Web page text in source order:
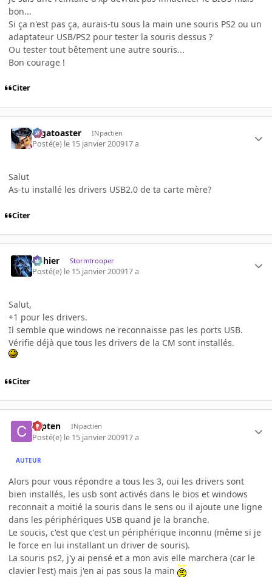
bon...
Si ça n'est pas ça, aurais-tu sous la main une souris PS2 ou un
adaptateur USB/PS2 pour tester la souris dessus ?
Ou tester tout bêtement une autre souris...
Bon courage !
Citer
Gigatoaster INpactien
Posté(e) le 15 janvier 200917 a
Salut
As-tu installé les drivers USB2.0 de ta carte mère?
Citer
dohier Stormtrooper
Posté(e) le 15 janvier 200917 a
Salut,
+1 pour les drivers.
Il semble que windows ne reconnaisse pas les ports USB.
Vérifie déjà que tous les drivers de la CM sont installés.
Citer
capten INpactien
Posté(e) le 15 janvier 200917 a
AUTEUR
Alors pour vous répondre a tous les 3, oui les drivers sont
bien installés, les usb sont activés dans le bios et windows
reconnait a moitié la souris dans le sens ou il ajoute une ligne
dans les périphériques USB quand je la branche.
Le soucis, c'est que c'est un périphérique inconnu (même si je
le force en lui installant un driver de souris).
La souris ps2, j'y ai pensé et a mon avis elle marchera (car le
clavier l'est) mais j'en ai pas sous la main